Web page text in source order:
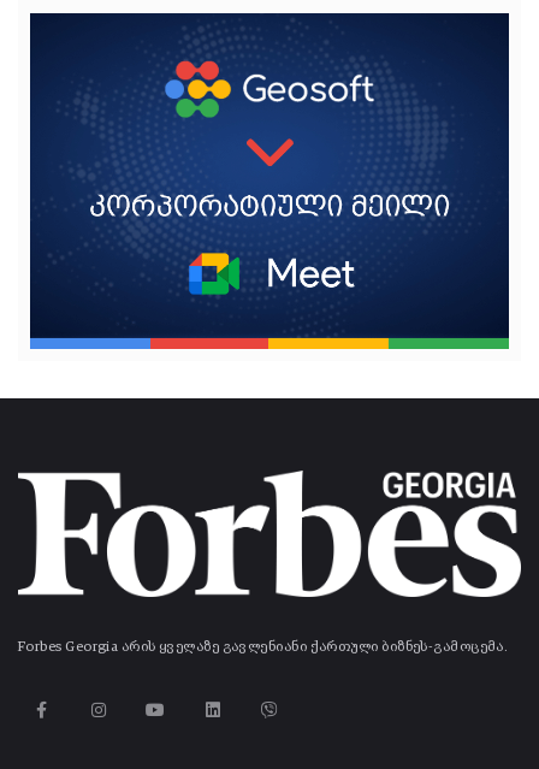
Forbes Georgia არის ყველაზე გავლენიანი ქართული ბიზნეს-გამოცემა.